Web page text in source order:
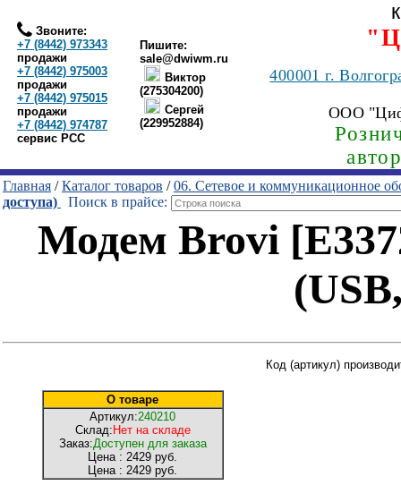
Звоните:
+7 (8442) 973343
продажи
+7 (8442) 975003
продажи
+7 (8442) 975015
продажи
+7 (8442) 974787
сервис РСС
Пишите:
sale@dwiwm.ru
Виктор
(275304200)
Сергей
(229952884)
400001г.
ООО
Главная /Каталог товаров /06. Сетевое и коммуникационное
доступа)
Поиск в прайсе:
Модем Brovi
О товаре
Артикул:240210
Склад: Нет на складе
Заказ:Доступен для заказа
Цена : 2429 руб.
Цена : 2429 руб.
Код (артикул)